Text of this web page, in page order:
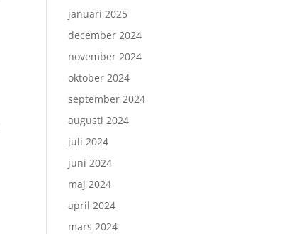
januari 2025
december 2024
november 2024
oktober 2024
september 2024
augusti 2024
juli 2024
juni 2024
maj 2024
april 2024
mars 2024